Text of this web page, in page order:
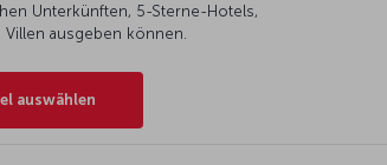
Unterkünften, 5-Sterne-Hotels,
Villen ausgeben können.
auswählen